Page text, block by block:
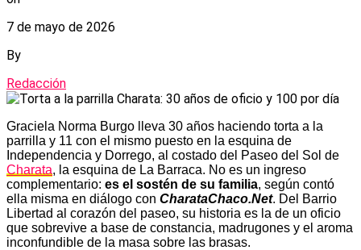
7 de mayo de 2026
By
Redacción
Graciela Norma Burgo lleva 30 años haciendo torta a la
parrilla y 11 con el mismo puesto en la esquina de
Independencia y Dorrego, al costado del Paseo del Sol de
Charata, la esquina de La Barraca. No es un ingreso
complementario: es el sostén de su familia, según contó
ella misma en diálogo con CharataChaco.Net. Del Barrio
Libertad al corazón del paseo, su historia es la de un oficio
que sobrevive a base de constancia, madrugones y el aroma
inconfundible de la masa sobre las brasas.